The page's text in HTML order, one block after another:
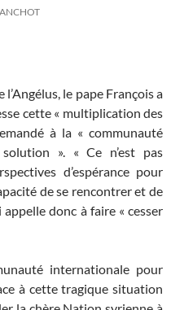
le pape François a
cette « multiplication des
à la « communauté
». « Ce n’est pas
d’espérance pour
de se rencontrer et de
donc à faire « cesser
internationale pour
à cette tragique situation